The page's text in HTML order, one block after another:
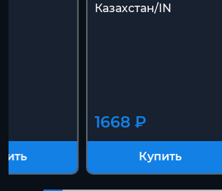
Казахстан/IN
1668 ₽
Купить